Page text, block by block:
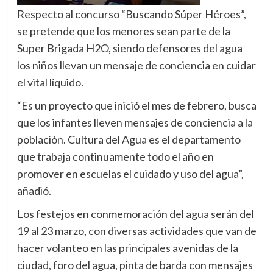
Respecto al concurso “Buscando Súper Héroes”,
se pretende que los menores sean parte de la
Super Brigada H2O, siendo defensores del agua
los niños llevan un mensaje de conciencia en cuidar
el vital líquido.
“Es un proyecto que inició el mes de febrero, busca
que los infantes lleven mensajes de conciencia a la
población. Cultura del Agua es el departamento
que trabaja continuamente todo el año en
promover en escuelas el cuidado y uso del agua”,
añadió.
Los festejos en conmemoración del agua serán del
19 al 23 marzo, con diversas actividades que van de
hacer volanteo en las principales avenidas de la
ciudad, foro del agua, pinta de barda con mensajes